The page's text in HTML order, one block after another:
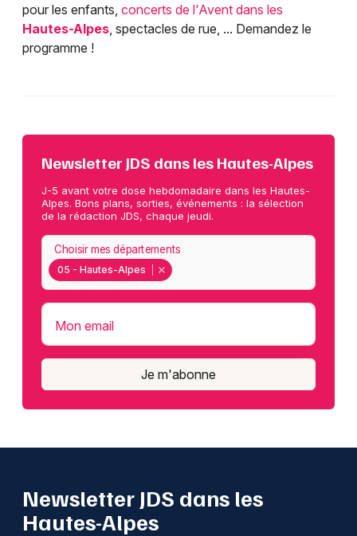
pour les enfants, concerts de l'Avent dans les
Hautes-Alpes, spectacles de rue, ... Demandez le
programme !
Newsletter JDS dans les Hautes-Alpes
J-5 avant votre dose hebdomadaire dans les Hautes-
Alpes. Bons plans, sorties, événements : la sélection
de la rédaction JDS, chaque jeudi.
05 - Hautes-Alpes
Choisir mes départements
Mon email
Je m'abonne
Newsletter JDS dans les
Hautes-Alpes